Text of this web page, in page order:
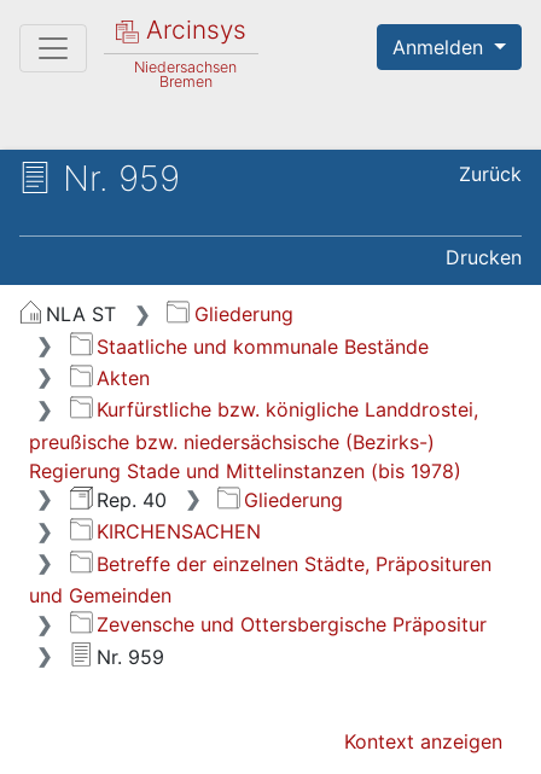
Arcinsys
Niedersachsen
Bremen
Anmelden
Nr. 959 Zurück
Drucken
NLA ST
Gliederung
Staatliche und kommunale Bestände
Akten
Kurfürstliche bzw. königliche Landdrostei,
preußische bzw. niedersächsische (Bezirks-)
Regierung Stade und Mittelinstanzen (bis 1978)
Rep. 40
Gliederung
KIRCHENSACHEN
Betreffe der einzelnen Städte, Präposituren
und Gemeinden
Zevensche und Ottersbergische Präpositur
Nr. 959
Kontext anzeigen